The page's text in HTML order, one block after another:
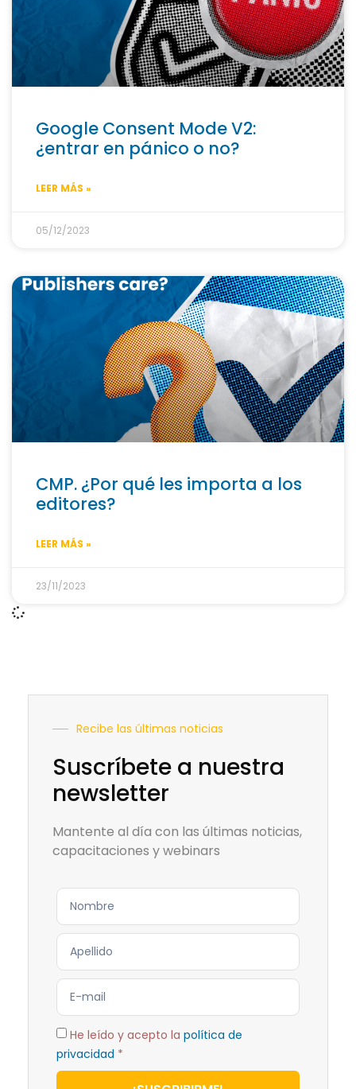
Google Consent Mode V2:
¿entrar en pánico o no?
LEER MÁS »
05/12/2023
CMP. ¿Por qué les importa a los
editores?
LEER MÁS »
23/11/2023
Recibe las últimas noticias
Suscríbete a nuestra
newsletter
Mantente al día con las últimas noticias,
capacitaciones y webinars
He leído y acepto la política de
privacidad *